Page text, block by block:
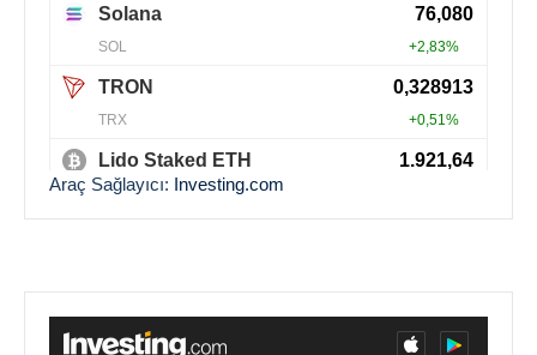
Araç Sağlayıcı: Investing.com